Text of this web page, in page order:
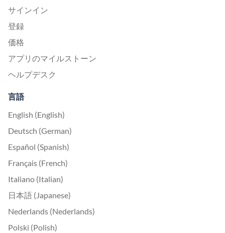
サインイン
登録
価格
アプリのマイルストーン
ヘルプデスク
言語
English (English)
Deutsch (German)
Español (Spanish)
Français (French)
Italiano (Italian)
日本語 (Japanese)
Nederlands (Nederlands)
Polski (Polish)